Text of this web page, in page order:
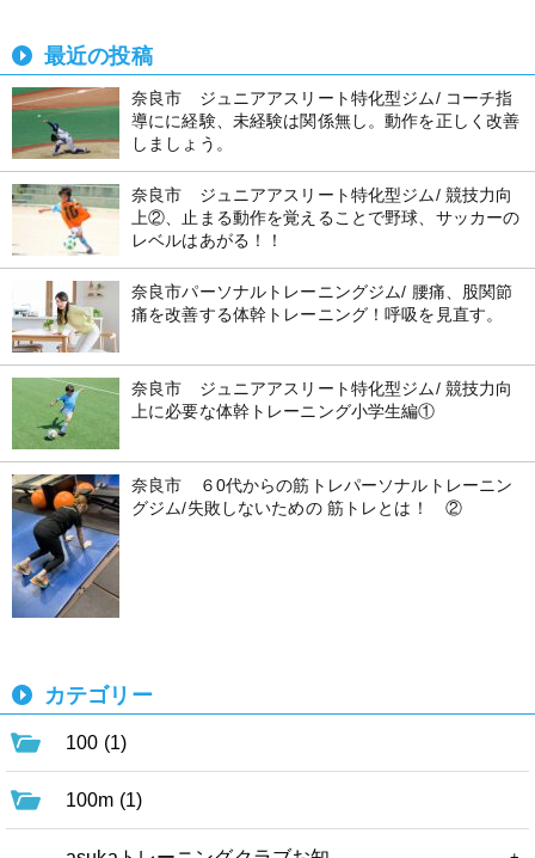
最近の投稿
奈良市 ジュニアアスリート特化型ジム/ コーチ指
導にに経験、未経験は関係無し。動作を正しく改善
しましょう。
奈良市 ジュニアアスリート特化型ジム/ 競技力向
上②、止まる動作を覚えることで野球、サッカーの
レベルはあがる！！
奈良市パーソナルトレーニングジム/ 腰痛、股関節
痛を改善する体幹トレーニング！呼吸を見直す。
奈良市 ジュニアアスリート特化型ジム/ 競技力向
上に必要な体幹トレーニング小学生編①
奈良市 ６0代からの筋トレパーソナルトレーニン
グジム/失敗しないための 筋トレとは！ ②
カテゴリー
100 (1)
100m (1)